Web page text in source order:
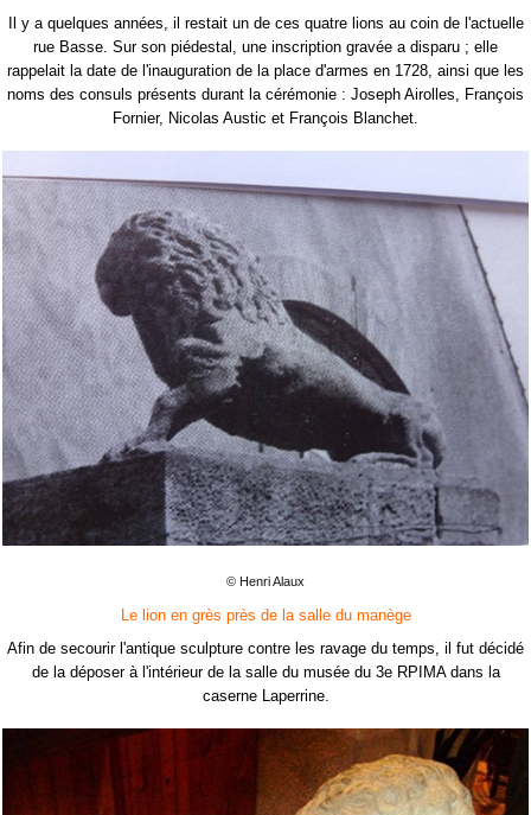
Il y a quelques années, il restait un de ces quatre lions au coin de l'actuelle
rue Basse. Sur son piédestal, une inscription gravée a disparu ; elle
rappelait la date de l'inauguration de la place d'armes en 1728, ainsi que les
noms des consuls présents durant la cérémonie : Joseph Airolles, François
Fornier, Nicolas Austic et François Blanchet.
© Henri Alaux
Le lion en grès près de la salle du manège
Afin de secourir l'antique sculpture contre les ravage du temps, il fut décidé
de la déposer à l'intérieur de la salle du musée du 3e RPIMA dans la
caserne Laperrine.